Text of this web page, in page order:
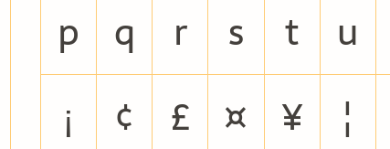
p
q r s t u
¡
¢ £ ¤ ¥ ¦